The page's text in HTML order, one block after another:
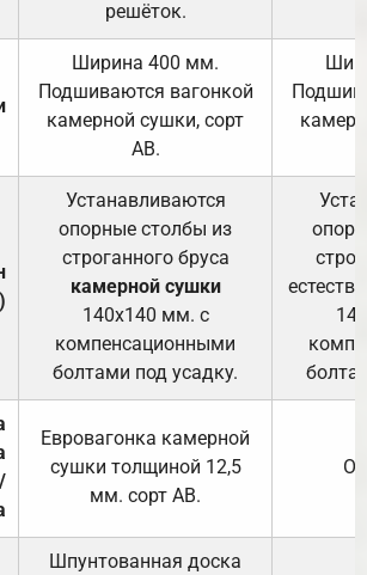
решёток.
Ширина 400 мм.
Подшиваются вагонкой
камерной сушки, сорт
АВ.
Устанавливаются
опорные столбы из
строганного бруса
камерной сушки
140х140 мм. с
компенсационными
болтами под усадку.
Евровагонка камерной
сушки толщиной 12,5
мм. сорт АВ.
Шпунтованная доска